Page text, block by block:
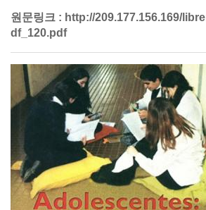
원문링크 : http://209.177.156.169/
df_120.pdf